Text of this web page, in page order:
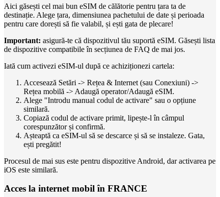
Aici găsești cel mai bun eSIM de călătorie pentru țara ta de
destinație. Alege țara, dimensiunea pachetului de date și perioada
pentru care dorești să fie valabil, și ești gata de plecare!
Important: asigură-te că dispozitivul tău suportă eSIM. Găsești lista
de dispozitive compatibile în secțiunea de FAQ de mai jos.
Iată cum activezi eSIM-ul după ce achiziționezi cartela:
Accesează Setări -> Rețea & Internet (sau Conexiuni) ->
Rețea mobilă -> Adaugă operator/Adaugă eSIM.
Alege "Introdu manual codul de activare" sau o opțiune
similară.
Copiază codul de activare primit, lipește-l în câmpul
corespunzător și confirmă.
Așteaptă ca eSIM-ul să se descarce și să se instaleze. Gata,
ești pregătit!
Procesul de mai sus este pentru dispozitive Android, dar activarea pe
iOS este similară.
Acces la internet mobil în FRANCE